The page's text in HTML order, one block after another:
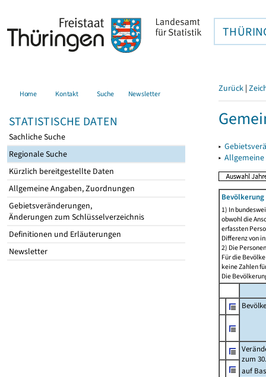
Home Kontakt Suche Newsletter
STATISTISCHE DATEN
Sachliche Suche
Regionale Suche
Kürzlich bereitgestellte Daten
Allgemeine Angaben, Zuordnungen
Gebietsveränderungen,
Änderungen zum Schlüsselverzeichnis
Definitionen und Erläuterungen
Newsletter
Zurück |
▸
▸
1) In
obwohl die
erfassten
Differenz von
2) Die
Für die
keine Zahlen
Die
zum
auf